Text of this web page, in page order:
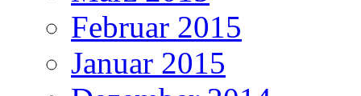
Februar 2015
Januar 2015